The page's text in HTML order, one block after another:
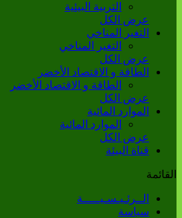
التربية البيئية
عرض الكل
التغير المناخي
التغير المناخي
عرض الكل
الطاقة و الاقتصاد الأخضر
الطاقة و الاقتصاد الأخضر
عرض الكل
الموارد المائية
الموارد المائية
عرض الكل
قناة البيئة
القائمة
الــرئـيـسـيـــــة
سياسة